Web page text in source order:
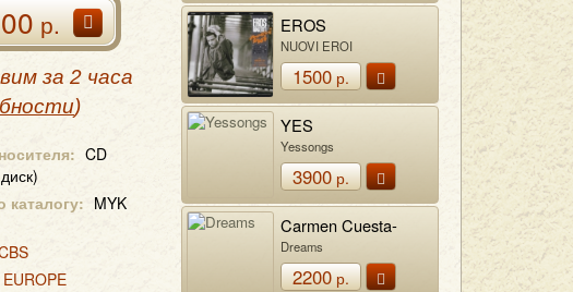
р.
за 2 часа
)
CD
каталогу: MYK
EUROPE
EROS
RAMAZZOTTI
NUOVI EROI
1500р.
YES
Yessongs
3900р.
Carmen Cuesta-
Loeb
Dreams
2200р.